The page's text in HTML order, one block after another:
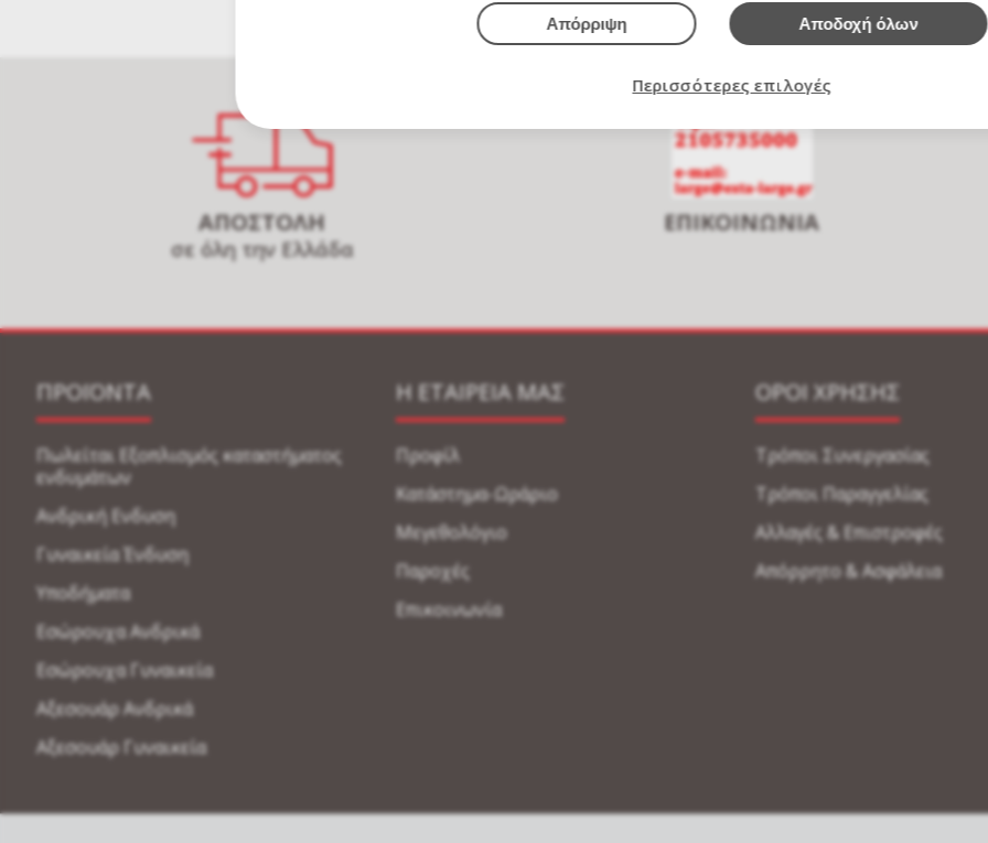
ΑΠΟΣΤΟΛΗ
σε όλη την Ελλάδα
ΕΠΙΚΟΙΝΩΝΙΑ
ΠΡΟΪΟΝΤΑ
Πωλείται Εξοπλισμός καταστήματος
ενδυμάτων
Ανδρική Ενδυση
Γυναικεία Ένδυση
Υποδήματα
Εσώρουχα Ανδρικά
Εσώρουχα Γυναικεία
Αξεσουάρ Ανδρικά
Αξεσουάρ Γυναικεία
Η ΕΤΑΙΡΕΙΑ ΜΑΣ
Προφίλ
Κατάστημα-Ωράριο
Μεγεθολόγιο
Παροχές
Επικοινωνία
ΟΡΟΙ ΧΡΗΣΗΣ
Τρόποι Συνεργασίας
Τρόποι Παραγγελίας
Αλλαγές & Επιστροφές
Απόρρητο & Ασφάλεια
Απόρριψη Αποδοχή όλων
Περισσότερες επιλογές